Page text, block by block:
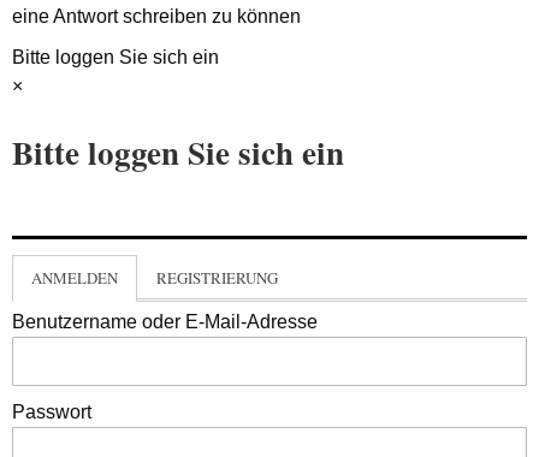
eine Antwort schreiben zu können
Bitte loggen Sie sich ein
×
Bitte loggen Sie sich ein
ANMELDEN REGISTRIERUNG
Benutzername oder E-Mail-Adresse
Passwort